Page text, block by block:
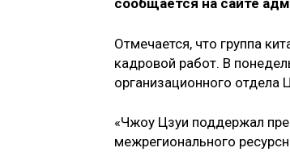
сообщается на сайте
Отмечается, что группа
кадровой работ. В
организационного отдела
«Чжоу Цзуи поддержал
межрегионального